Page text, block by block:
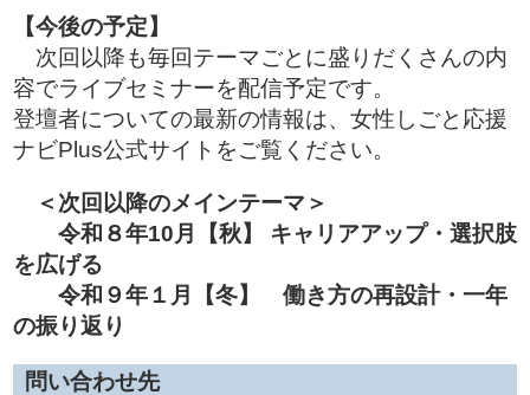
【今後の予定】
次回以降も毎回テーマごとに盛りだくさんの内
容でライブセミナーを配信予定です。
登壇者についての最新の情報は、女性しごと応援
ナビPlus公式サイトをご覧ください。
＜次回以降のメインテーマ ＞
令和８年10月【秋】 キャリアアップ・選択肢
を広げる
令和９年１月【冬】 働き方の再設計・一年
の振り返り
問い合わせ先